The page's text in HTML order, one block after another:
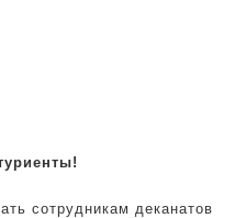
сотрудникам деканатов